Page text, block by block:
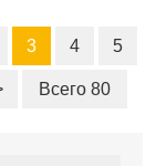
3 4 5
Всего 80